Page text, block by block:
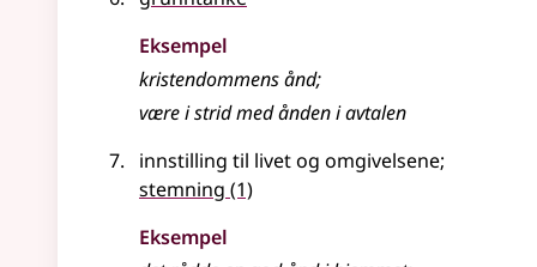
Eksempel
kristendommensånd;
være i strid med ånden i avtalen
innstilling til livet og omgivelsene;
stemning (1)
Eksempel